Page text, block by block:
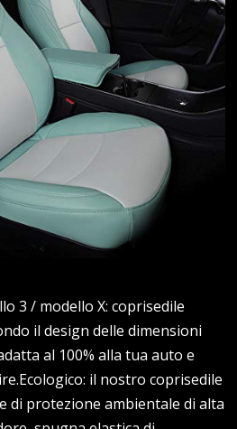
3 / modello X: coprisedile
il design delle dimensioni
al 100% alla tua auto e
il nostro coprisedile
di protezione ambientale di alta